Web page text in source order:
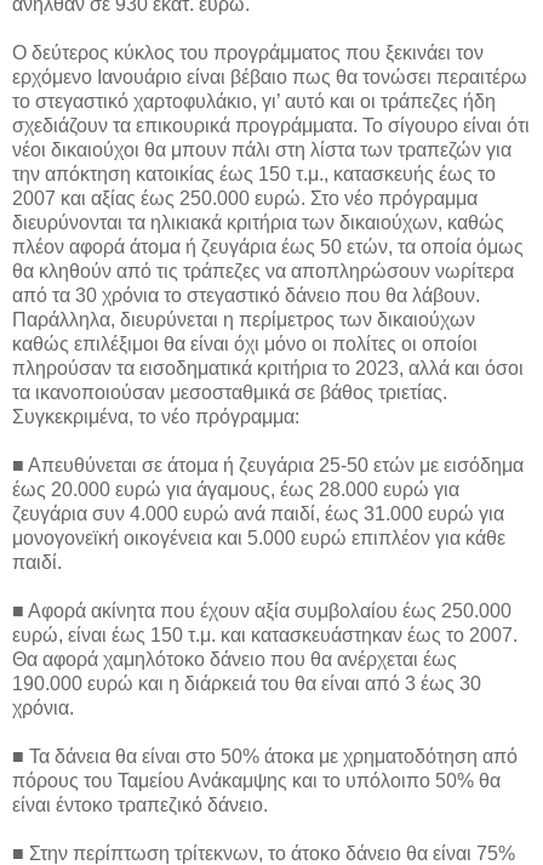
O δεύτερος κύκλος του προγράμματος που ξεκινάει τον
ερχόμενο Ιανουάριο είναι βέβαιο πως θα τονώσει περαιτέρω
το στεγαστικό χαρτοφυλάκιο, γι’ αυτό και οι τράπεζες ήδη
σχεδιάζουν τα επικουρικά προγράμματα. Το σίγουρο είναι ότι
νέοι δικαιούχοι θα μπουν πάλι στη λίστα των τραπεζών για
την απόκτηση κατοικίας έως 150 τ.μ., κατασκευής έως το
2007 και αξίας έως 250.000 ευρώ. Στο νέο πρόγραμμα
διευρύνονται τα ηλικιακά κριτήρια των δικαιούχων, καθώς
πλέον αφορά άτομα ή ζευγάρια έως 50 ετών, τα οποία όμως
θα κληθούν από τις τράπεζες να αποπληρώσουν νωρίτερα
από τα 30 χρόνια το στεγαστικό δάνειο που θα λάβουν.
Παράλληλα, διευρύνεται η περίμετρος των δικαιούχων
καθώς επιλέξιμοι θα είναι όχι μόνο οι πολίτες οι οποίοι
πληρούσαν τα εισοδηματικά κριτήρια το 2023, αλλά και όσοι
τα ικανοποιούσαν μεσοσταθμικά σε βάθος τριετίας.
Συγκεκριμένα, το νέο πρόγραμμα:
■ Απευθύνεται σε άτομα ή ζευγάρια 25-50 ετών με εισόδημα
έως 20.000 ευρώ για άγαμους, έως 28.000 ευρώ για
ζευγάρια συν 4.000 ευρώ ανά παιδί, έως 31.000 ευρώ για
μονογονεϊκή οικογένεια και 5.000 ευρώ επιπλέον για κάθε
παιδί.
■ Αφορά ακίνητα που έχουν αξία συμβολαίου έως 250.000
ευρώ, είναι έως 150 τ.μ. και κατασκευάστηκαν έως το 2007.
Θα αφορά χαμηλότοκο δάνειο που θα ανέρχεται έως
190.000 ευρώ και η διάρκειά του θα είναι από 3 έως 30
χρόνια.
■ Τα δάνεια θα είναι στο 50% άτοκα με χρηματοδότηση από
πόρους του Ταμείου Ανάκαμψης και το υπόλοιπο 50% θα
είναι έντοκο τραπεζικό δάνειο.
■ Στην περίπτωση τρίτεκνων, το άτοκο δάνειο θα είναι 75%